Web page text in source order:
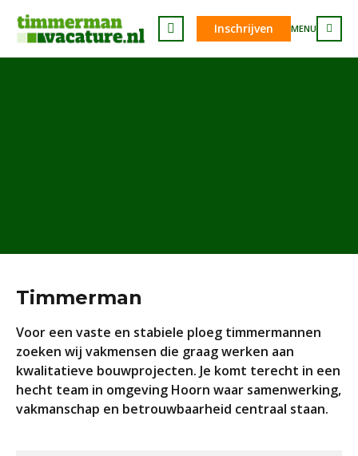
Inschrijven MENU
Timmerman
Voor een vaste en stabiele ploeg timmermannen
zoeken wij vakmensen die graag werken aan
kwalitatieve bouwprojecten. Je komt terecht in een
hecht team in omgeving Hoorn waar samenwerking,
vakmanschap en betrouwbaarheid centraal staan.